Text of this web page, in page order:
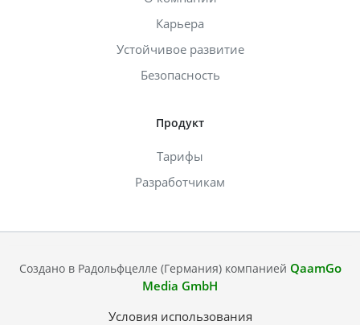
Карьера
Устойчивое развитие
Безопасность
Продукт
Тарифы
Разработчикам
Создано в Радольфцелле (Германия) компанией QaamGo
Media GmbH
Условия использования